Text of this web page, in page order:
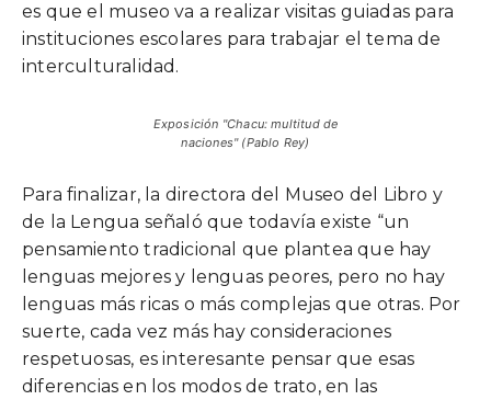
es que el museo va a realizar visitas guiadas para
instituciones escolares para trabajar el tema de
interculturalidad.
Exposición "Chacu: multitud de
naciones" (Pablo Rey)
Para finalizar, la directora del Museo del Libro y
de la Lengua señaló que todavía existe “un
pensamiento tradicional que plantea que hay
lenguas mejores y lenguas peores, pero no hay
lenguas más ricas o más complejas que otras. Por
suerte, cada vez más hay consideraciones
respetuosas, es interesante pensar que esas
diferencias en los modos de trato, en las